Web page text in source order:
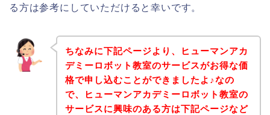
る方は参考にしていただけると幸いです。
ちなみに下記ページより、ヒューマンアカ
デミーロボット教室のサービスがお得な価
格で申し込むことができましたよ♪なの
で、ヒューマンアカデミーロボット教室の
サービスに興味のある方は下記ページなど